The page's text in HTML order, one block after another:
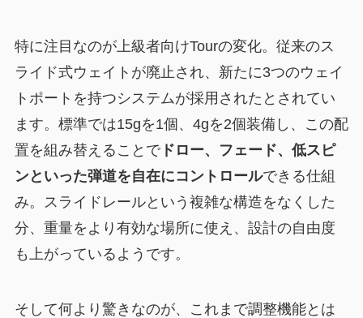
特に注目なのが上級者向けTourの変化。従来のス
ライド式ウェイトが廃止され、新たに3つのウェイ
トポートを持つシステムが採用されたとされてい
ます。標準では15gを1個、4gを2個装備し、この配
置を組み替えることでドロー、フェード、低スピ
ンといった弾道を自在にコントロールできる仕組
み。スライドレールという複雑な構造をなくした
分、重量をより有効な場所に使え、設計の自由度
も上がっているようです。
そして何より驚きなのが、これまで調整機能とは